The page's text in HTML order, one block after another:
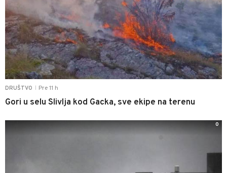
DRUŠTVO Pre 11 h
Gori u selu Slivlja kod Gacka, sve ekipe na terenu
0